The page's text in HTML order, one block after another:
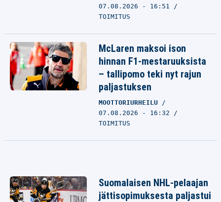
07.08.2026 - 16:51
TOIMITUS
McLaren maksoi ison
hinnan F1-mestaruuksista
– tallipomo teki nyt rajun
paljastuksen
MOOTTORIURHEILU
07.08.2026 - 16:32
TOIMITUS
Suomalaisen NHL-pelaajan
jättisopimuksesta paljastui